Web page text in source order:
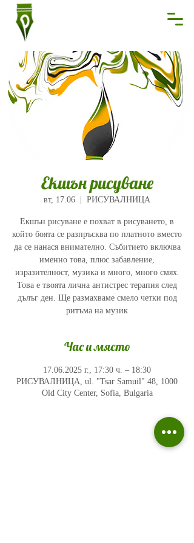
Екшън рисуване
вт, 17.06 РИСУВАЛНИЦА
Екшън рисуване е похват в рисуването, в
който боята се разпръсква по платното вместо
да се нанася внимателно. Събитието включва
именно това, плюс забавление,
изразителност, музика и много, много смях.
Това е твоята лична антистрес терапия след
дълъг ден. Ще размахваме смело четки под
ритъма на музик
Час и място
17.06.2025 г., 17:30 ч. – 18:30
РИСУВАЛНИЦА, ul. "Tsar Samuil" 48, 1000
Old City Center, Sofia, Bulgaria